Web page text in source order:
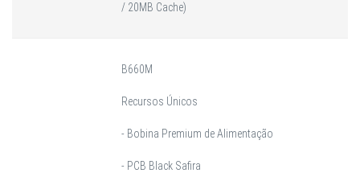
/ 20MB Cache)
B660M
Recursos Únicos
- Bobina Premium de Alimentação
- PCB Black Safira